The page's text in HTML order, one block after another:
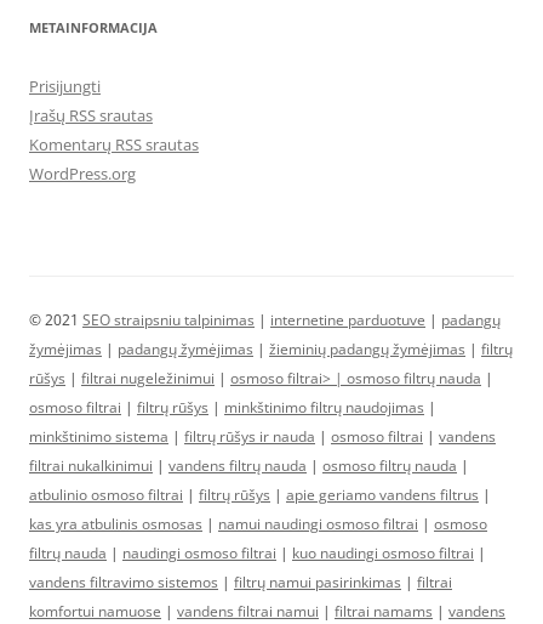
METAINFORMACIJA
Prisijungti
Įrašų RSS srautas
Komentarų RSS srautas
WordPress.org
© 2021 SEO straipsniu talpinimas | internetine parduotuve | padangų
žymėjimas | padangų žymėjimas | žieminių padangų žymėjimas | filtrų
rūšys | filtrai nugeležinimui | osmoso filtrai> | osmoso filtrų nauda |
osmoso filtrai | filtrų rūšys | minkštinimo filtrų naudojimas |
minkštinimo sistema | filtrų rūšys ir nauda | osmoso filtrai | vandens
filtrai nukalkinimui | vandens filtrų nauda | osmoso filtrų nauda |
atbulinio osmoso filtrai | filtrų rūšys | apie geriamo vandens filtrus |
kas yra atbulinis osmosas | namui naudingi osmoso filtrai | osmoso
filtrų nauda | naudingi osmoso filtrai | kuo naudingi osmoso filtrai |
vandens filtravimo sistemos | filtrų namui pasirinkimas | filtrai
komfortui namuose | vandens filtrai namui | filtrai namams | vandens